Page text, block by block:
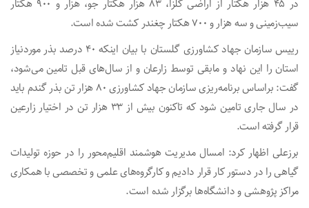
در ۴۵ هزار هکتار از اراضی کلزا، ۸۳ هزار هکتار جو، هزار و ۹۰۰ هکتار
سیب‌زمینی و سه هزار و ۷۰۰ هکتار چغندر کشت شده است.
رییس سازمان جهاد کشاورزی گلستان با بیان اینکه ۴۰ درصد بذر موردنیاز
استان را این نهاد و مابقی توسط زارعان و از سال‌های قبل تامین‌ می‌شود،
گفت: براساس برنامه‌ریزی سازمان جهاد کشاورزی ۸۰ هزار تن بذر گندم باید
در سال جاری تامین شود که تاکنون بیش از ۳۳ هزار تن در اختیار زارعین
قرار گرفته است.
برزعلی اظهار کرد: امسال مدیریت هوشمند اقلیم‌محور را در حوزه تولیدات
گیاهی را در دستور کار قرار دادیم و کارگروه‌های علمی و تخصصی با همکاری
مراکز پژوهشی و دانشگاه‌ها برگزار شده است.